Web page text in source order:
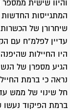
המתגייסות
שיחרורן של הכשרות
עדיין לפלמ"ח עם
היו החיילות
הגיע מספרן של הנשים
נראה כי ברמת
ברמת הפיקוד נעשו